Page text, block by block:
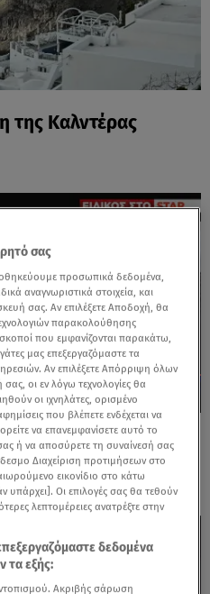
της Καλντέρας
Σαντορίνη: Σεισμός
σενάριο
σας
προσωπικά δεδομένα,
αναγνωριστικά στοιχεία, και
σας. Αν επιλέξετε Αποδοχή, θα
παρακολούθησης
που εμφανίζονται παρακάτω,
μας επεξεργαζόμαστε τα
Αν επιλέξετε Απόρριψη όλων
οι εν λόγω τεχνολογίες θα
οι ιχνηλάτες, ορισμένο
που βλέπετε ενδέχεται να
να επανεμφανίσετε αυτό το
ή να αποσύρετε τη συναίνεσή σας
Διαχείριση προτιμήσεων στο
εικονίδιο στο κάτω
υπάρχει]. Οι επιλογές σας θα τεθούν
λεπτομέρειες ανατρέξτε στην
δεδομένα
τα εξής:
Ακριβής σάρωση